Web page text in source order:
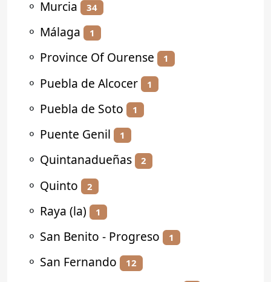
⚬ Murcia 34
⚬ Málaga 1
⚬ Province Of Ourense 1
⚬ Puebla de Alcocer 1
⚬ Puebla de Soto 1
⚬ Puente Genil 1
⚬ Quintanadueñas 2
⚬ Quinto 2
⚬ Raya (la) 1
⚬ San Benito - Progreso 1
⚬ San Fernando 12